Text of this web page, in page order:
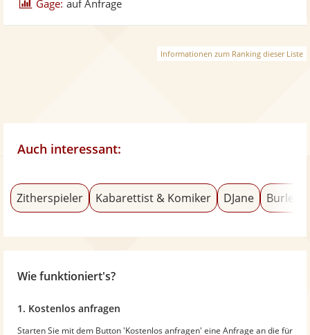
Gage: auf Anfrage
Informationen zum Ranking dieser Liste
Auch interessant:
Zitherspieler Kabarettist & Komiker DJane
Wie funktioniert's?
1. Kostenlos anfragen
Starten Sie mit dem Button 'Kostenlos anfragen' eine Anfrage an die für